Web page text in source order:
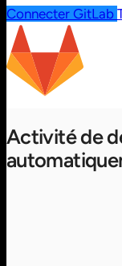
Connecter GitLab
Activité de